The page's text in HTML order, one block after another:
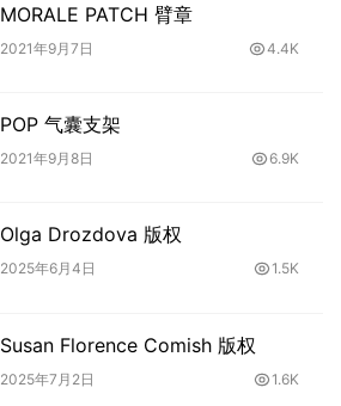
MORALE PATCH 臂章
2021年9月7日 4.4K
POP 气囊支架
2021年9月8日 6.9K
Olga Drozdova 版权
2025年6月4日 1.5K
Susan Florence Comish 版权
2025年7月2日 1.6K